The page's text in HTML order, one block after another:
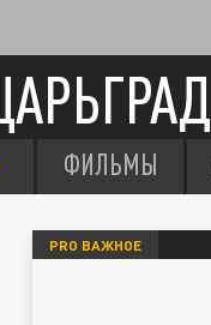
ФИЛЬМЫ
PRO ВАЖНОЕ